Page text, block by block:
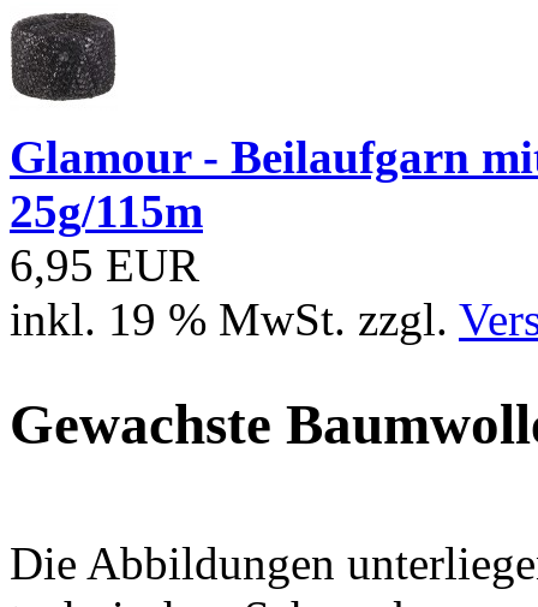
Glamour - Beilaufgarn
25g/115m
6,95 EUR
inkl. 19 % MwSt. zzgl.
Gewachste
Die Abbildungen